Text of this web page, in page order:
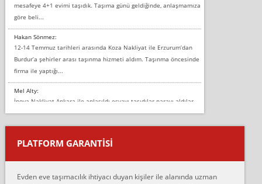
mesafeye 4+1 evimi taşıdık. Taşıma günü geldiğinde, anlaşmamıza
göre beli...
Hakan Sönmez:
12-14 Temmuz tarihleri arasında Koza Nakliyat ile Erzurum’dan
Burdur’a şehirler arası taşınma hizmeti aldım. Taşınma öncesinde
firma ile yaptığı...
Mel Alty:
İnova Nakliyat Ankara ile anlaşıldı eşyayı taşıdılar parayı aldılar.
Salon duvarına bir baktım birisi boydan alüminyum renkli bantı
yapıştırm...
Murat:
çalıştıklarını, müş...
PLATFORM GARANTİSİ
Evden eve taşımacılık ihtiyacı duyan kişiler ile alanında uzman